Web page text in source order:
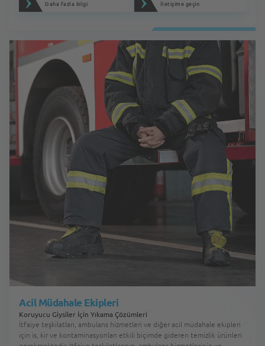
Daha fazla bilgi İletişime geçin
Acil Müdahale Ekipleri
Koruyucu Giysiler İçin Yıkama Çözümleri
İtfaiye teşkilatları, ambulans hizmetleri ve diğer acil müdahale ekipleri
için is, kir ve kontaminasyonları etkili biçimde gideren temizlik ürünleri